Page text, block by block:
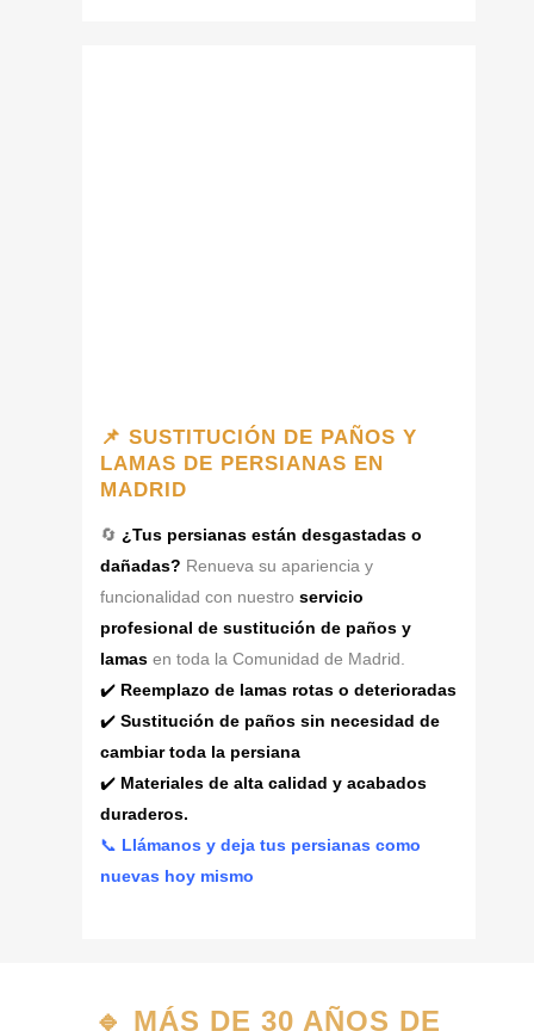
📌 SUSTITUCIÓN DE PAÑOS Y
LAMAS DE PERSIANAS EN
MADRID
🔄 ¿Tus persianas están desgastadas o
dañadas? Renueva su apariencia y
funcionalidad con nuestro servicio
profesional de sustitución de paños y
lamas en toda la Comunidad de Madrid.
✔️ Reemplazo de lamas rotas o deterioradas
✔️ Sustitución de paños sin necesidad de
cambiar toda la persiana
✔️ Materiales de alta calidad y acabados
duraderos.
📞 Llámanos y deja tus persianas como
nuevas hoy mismo
🔹 MÁS DE 30 AÑOS DE